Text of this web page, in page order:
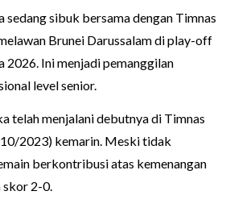
sedang sibuk bersama dengan Timnas
Brunei Darussalam di play-off
2026. Ini menjadi pemanggilan
level senior.
telah menjalani debutnya di Timnas
2023) kemarin. Meski tidak
berkontribusi atas kemenangan
skor 2-0.